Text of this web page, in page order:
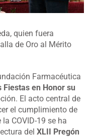
quien fuera
de Oro al Mérito
Farmacéutica
Fiestas en Honor su
El acto central de
el cumplimiento de
COVID-19 se ha
del XLII Pregón